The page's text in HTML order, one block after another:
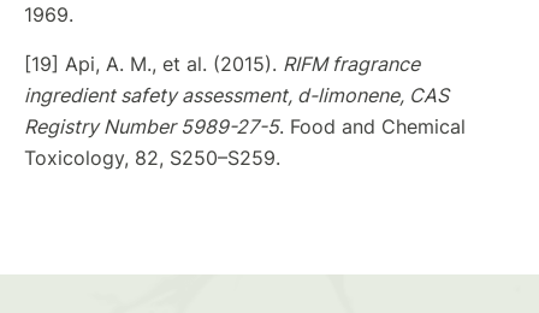
1969.
[19] Api, A. M., et al. (2015). RIFM fragrance
ingredient safety assessment, d-limonene, CAS
Registry Number 5989-27-5. Food and Chemical
Toxicology, 82, S250–S259.